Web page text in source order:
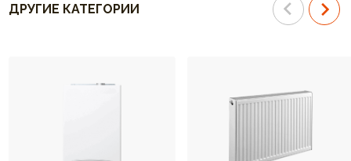
ДРУГИЕ КАТЕГОРИИ